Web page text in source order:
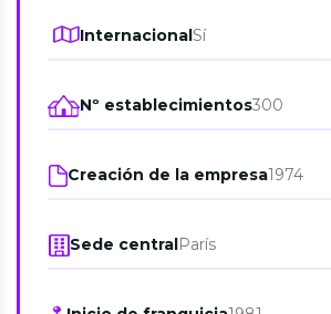
Internacional Sí
Nº establecimientos300
Creación de la empresa1974
Sede central París